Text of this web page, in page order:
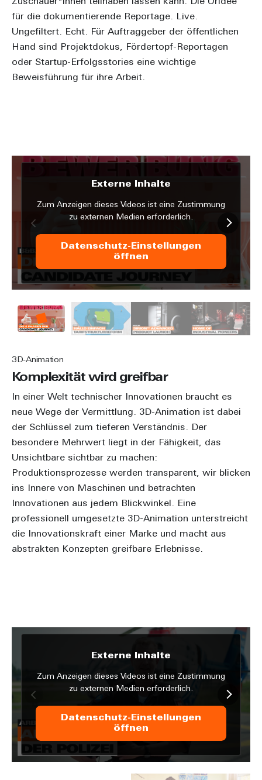
für die dokumentierende Reportage. Live.
Ungefiltert. Echt. Für Auftraggeber der öffentlichen
Hand sind Projektdokus, Fördertopf-Reportagen
oder Startup-Erfolgsstories eine wichtige
Beweisführung für ihre Arbeit.
Externe Inhalte
Zum Anzeigen dieses Videos ist eine Zustimmung
zu externen Medien erforderlich.
Datenschutz-Einstellungen
öffnen
3D-Animation
Komplexität wird greifbar
In einer Welt technischer Innovationen braucht es
neue Wege der Vermittlung. 3D-Animation ist dabei
der Schlüssel zum tieferen Verständnis. Der
besondere Mehrwert liegt in der Fähigkeit, das
Unsichtbare sichtbar zu machen:
Produktionsprozesse werden transparent, wir blicken
ins Innere von Maschinen und betrachten
Innovationen aus jedem Blickwinkel. Eine
professionell umgesetzte 3D-Animation unterstreicht
die Innovationskraft einer Marke und macht aus
abstrakten Konzepten greifbare Erlebnisse.
Externe Inhalte
Zum Anzeigen dieses Videos ist eine Zustimmung
zu externen Medien erforderlich.
Datenschutz-Einstellungen
öffnen